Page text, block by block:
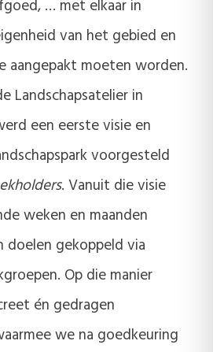
… met elkaar in
van het gebied en
aangepakt moeten worden.
Landschapsatelier in
een eerste visie en
voorgesteld
. Vanuit die visie
weken en maanden
doelen gekoppeld via
Op die manier
én gedragen
we na goedkeuring